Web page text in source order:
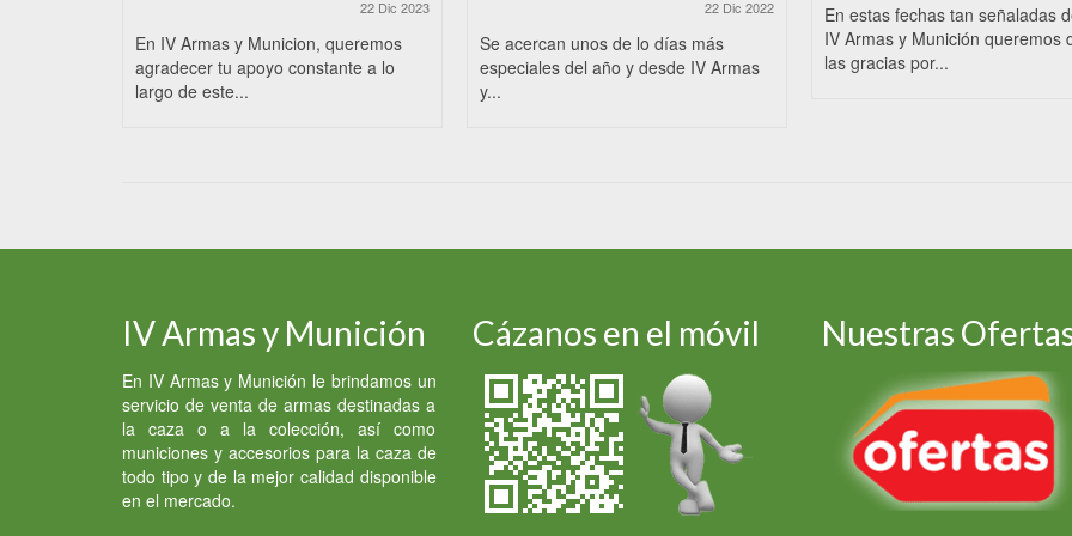
22 Dic 2023
En IV Armas y Municion, queremos
agradecer tu apoyo constante a lo
largo de este...
22 Dic 2022
Se acercan unos de lo días más
especiales del año y desde IV Armas
y...
En estas fechas tan señaladas
IV Armas y Munición queremos
las gracias por...
IV Armas y Munición
En IV Armas y Munición le brindamos un
servicio de venta de armas destinadas a
la caza o a la colección, así como
municiones y accesorios para la caza de
todo tipo y de la mejor calidad disponible
en el mercado.
Cázanos en el móvil Nuestras